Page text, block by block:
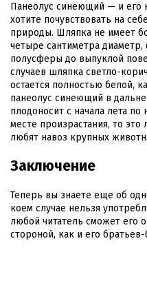
Панеолус синеющий — и его
хотите почувствовать на
природы. Шляпка не имеет
четыре сантиметра
полусферы до выпуклой
случаев шляпка светло-
остается полностью белой,
панеолус синеющий в
плодоносит с начала лета по
месте произрастания, то
любят навоз крупных
Заключение
Теперь вы знаете еще об
коем случае нельзя
любой читатель сможет его
стороной, как и его